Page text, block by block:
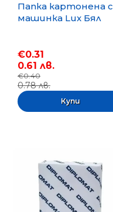
Папка картонена с
машинка Lux Бял
€0.31
0.61 лв.
€0.40
0.78 лв.